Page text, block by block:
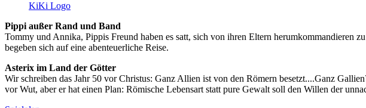
KiKi Logo
Pippi außer Rand und Band
Tommy und Annika, Pippis Freund haben es satt, sich von ihren Eltern herumkommandieren
begeben sich auf eine abenteuerliche Reise.
Asterix im Land der Götter
Wir schreiben das Jahr 50 vor Christus: Ganz Allien ist von den Römern besetzt....Ganz
vor Wut, aber er hat einen Plan: Römische Lebensart statt pure Gewalt soll den Willen der